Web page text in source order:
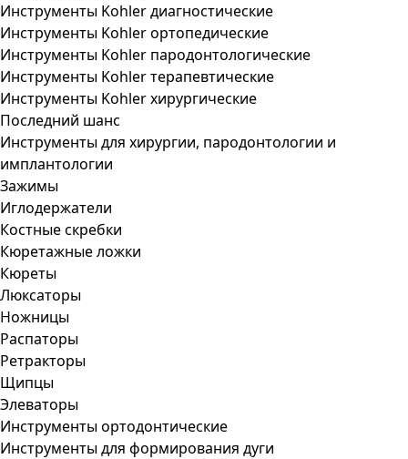
Инструменты Kohler диагностические
Инструменты Kohler ортопедические
Инструменты Kohler пародонтологические
Инструменты Kohler терапевтические
Инструменты Kohler хирургические
Последний шанс
Инструменты для хирургии, пародонтологии и
имплантологии
Зажимы
Иглодержатели
Костные скребки
Кюретажные ложки
Кюреты
Люксаторы
Ножницы
Распаторы
Ретракторы
Щипцы
Элеваторы
Инструменты ортодонтические
Инструменты для формирования дуги